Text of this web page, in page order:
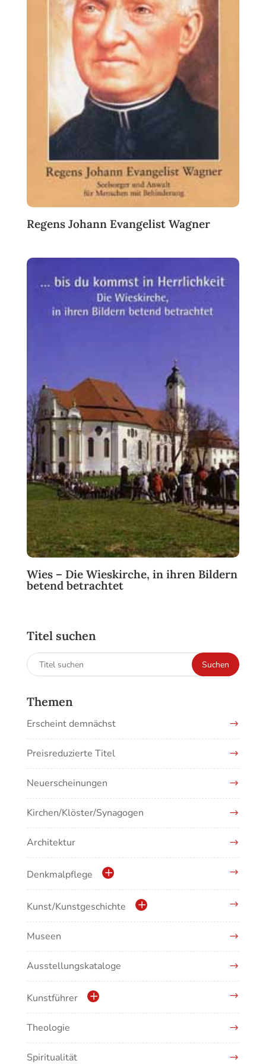
Regens Johann Evangelist Wagner
Wies – Die Wieskirche, in ihren Bildern
betend betrachtet
Titel suchen
Suchen
nach:
Suchen
Themen
Erscheint demnächst
Preisreduzierte Titel
Neuerscheinungen
Kirchen/Klöster/Synagogen
Architektur
Denkmalpflege
Kulturdenkmale in Baden-Württemberg
Kunst/Kunstgeschichte
Antike/Mittelalter
Renaissance/Barock/19. Jahrhundert
Moderne/Gegenwartskunst
Übergreifende Darstellungen
Museen
Ausstellungskataloge
Kunstführer
Abonnement Kunstführer
Kunstführer A
Theologie
Spiritualität